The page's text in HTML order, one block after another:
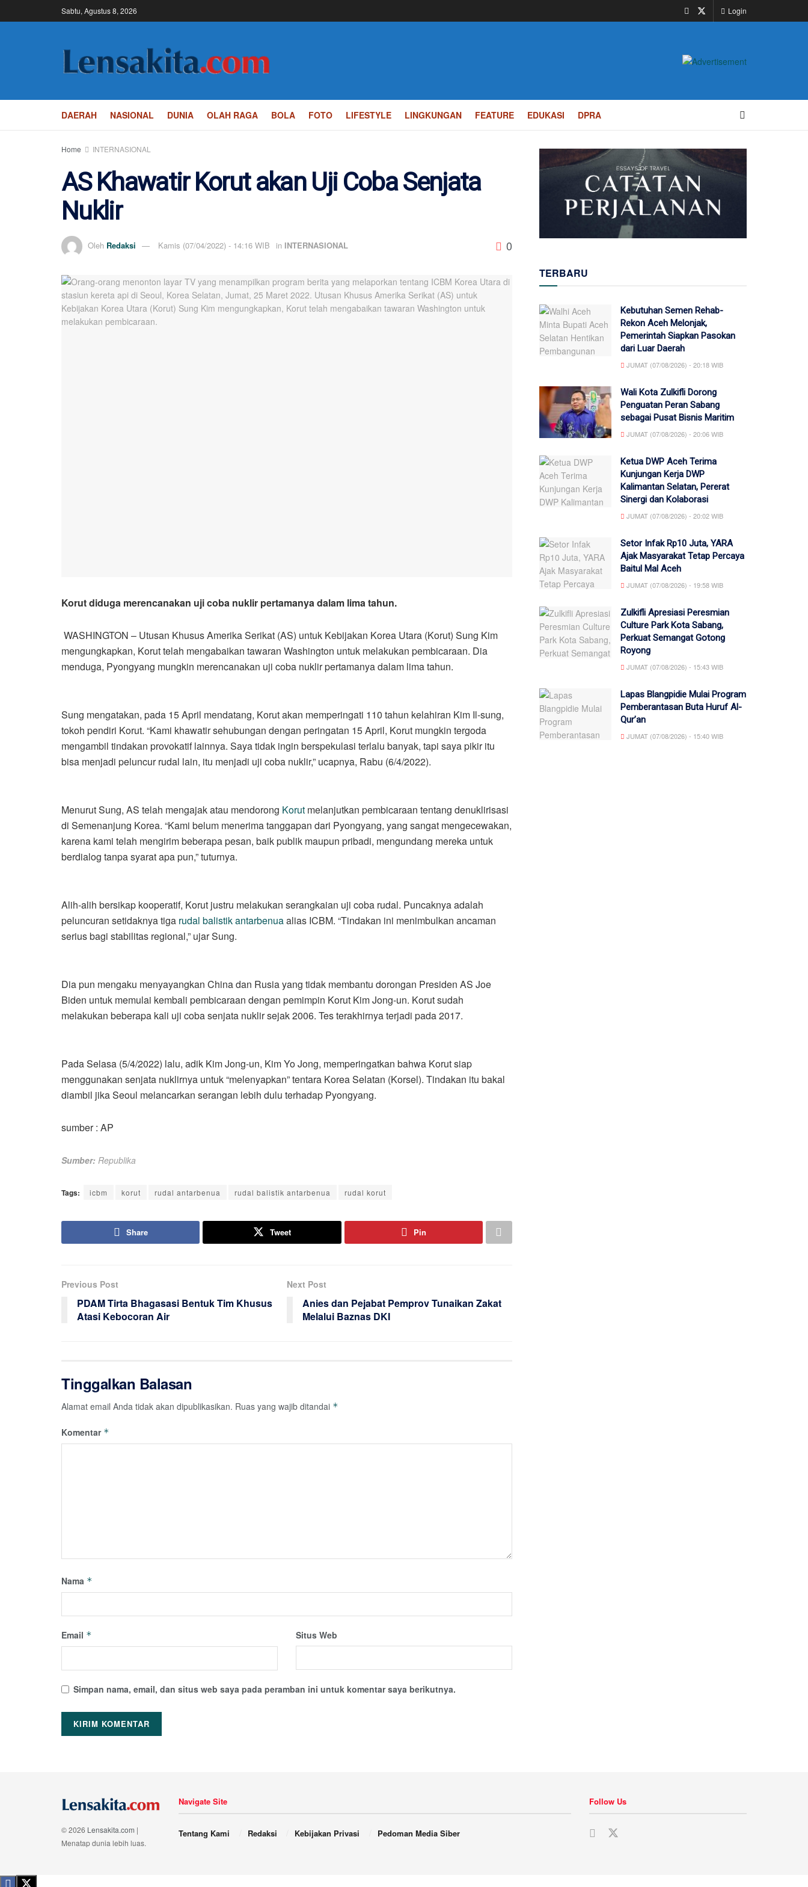
Sabtu, Agustus 8, 2026 Login
DAERAH NASIONAL DUNIA OLAH RAGA BOLA FOTO LIFESTYLE LINGKUNGAN FEATURE EDUKASI DPRA
Home INTERNASIONAL
AS Khawatir Korut akan Uji Coba Senjata
Nuklir
Oleh Redaksi Kamis (07/04/2022) - 14:16 WIB in INTERNASIONAL 0
Korut diduga merencanakan uji coba nuklir pertamanya dalam lima tahun.
WASHINGTON – Utusan Khusus Amerika Serikat (AS) untuk Kebijakan Korea Utara (Korut) Sung Kim
mengungkapkan, Korut telah mengabaikan tawaran Washington untuk melakukan pembicaraan. Dia
menduga, Pyongyang mungkin merencanakan uji coba nuklir pertamanya dalam lima tahun.
Sung mengatakan, pada 15 April mendatang, Korut akan memperingati 110 tahun kelahiran Kim Il-sung,
tokoh pendiri Korut. “Kami khawatir sehubungan dengan peringatan 15 April, Korut mungkin tergoda
mengambil tindakan provokatif lainnya. Saya tidak ingin berspekulasi terlalu banyak, tapi saya pikir itu
bisa menjadi peluncur rudal lain, itu menjadi uji coba nuklir,” ucapnya, Rabu (6/4/2022).
Menurut Sung, AS telah mengajak atau mendorong Korut melanjutkan pembicaraan tentang denuklirisasi
di Semenanjung Korea. “Kami belum menerima tanggapan dari Pyongyang, yang sangat mengecewakan,
karena kami telah mengirim beberapa pesan, baik publik maupun pribadi, mengundang mereka untuk
berdialog tanpa syarat apa pun,” tuturnya.
Alih-alih bersikap kooperatif, Korut justru melakukan serangkaian uji coba rudal. Puncaknya adalah
peluncuran setidaknya tiga rudal balistik antarbenuaalias ICBM. “Tindakan ini menimbulkan ancaman
serius bagi stabilitas regional,” ujar Sung.
Dia pun mengaku menyayangkan China dan Rusia yang tidak membantu dorongan Presiden AS Joe
Biden untuk memulai kembali pembicaraan dengan pemimpin Korut Kim Jong-un. Korut sudah
melakukan beberapa kali uji coba senjata nuklir sejak 2006. Tes terakhirnya terjadi pada 2017.
Pada Selasa (5/4/2022) lalu, adik Kim Jong-un, Kim Yo Jong, memperingatkan bahwa Korut siap
menggunakan senjata nuklirnya untuk “melenyapkan” tentara Korea Selatan (Korsel). Tindakan itu bakal
diambil jika Seoul melancarkan serangan lebih dulu terhadap Pyongyang.
sumber : AP
Sumber: Republika
Tags: icbm korut rudal antarbenua rudal balistik antarbenua rudal korut
Share Tweet Pin
Previous Post
PDAM Tirta Bhagasasi Bentuk Tim Khusus
Atasi Kebocoran Air
Next Post
Anies dan Pejabat Pemprov Tunaikan Zakat
Melalui Baznas DKI
Tinggalkan Balasan
Alamat email Anda tidak akan dipublikasikan. Ruas yang wajib ditandai *
Komentar *
Nama *
Email * Situs Web
Simpan nama, email, dan situs web saya pada peramban ini untuk komentar saya berikutnya.
TERBARU
Kebutuhan Semen Rehab-
Rekon Aceh Melonjak,
Pemerintah Siapkan Pasokan
dari Luar Daerah
JUMAT (07/08/2026) - 20:18 WIB
Wali Kota Zulkifli Dorong
Penguatan Peran Sabang
sebagai Pusat Bisnis Maritim
JUMAT (07/08/2026) - 20:06 WIB
Ketua DWP Aceh Terima
Kunjungan Kerja DWP
Kalimantan Selatan, Pererat
Sinergi dan Kolaborasi
JUMAT (07/08/2026) - 20:02 WIB
Setor Infak Rp10 Juta, YARA
Ajak Masyarakat Tetap Percaya
Baitul Mal Aceh
JUMAT (07/08/2026) - 19:58 WIB
Zulkifli Apresiasi Peresmian
Culture Park Kota Sabang,
Perkuat Semangat Gotong
Royong
JUMAT (07/08/2026) - 15:43 WIB
Lapas Blangpidie Mulai Program
Pemberantasan Buta Huruf Al-
Qur’an
JUMAT (07/08/2026) - 15:40 WIB
© 2026 Lensakita.com |
Menatap dunia lebih luas.
Navigate Site
Tentang Kami Redaksi Kebijakan Privasi Pedoman Media Siber
Follow Us